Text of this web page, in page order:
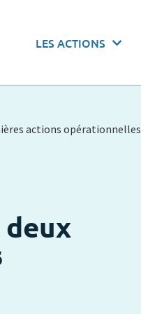
LES ACTIONS
par thématiques
actions opérationnelles